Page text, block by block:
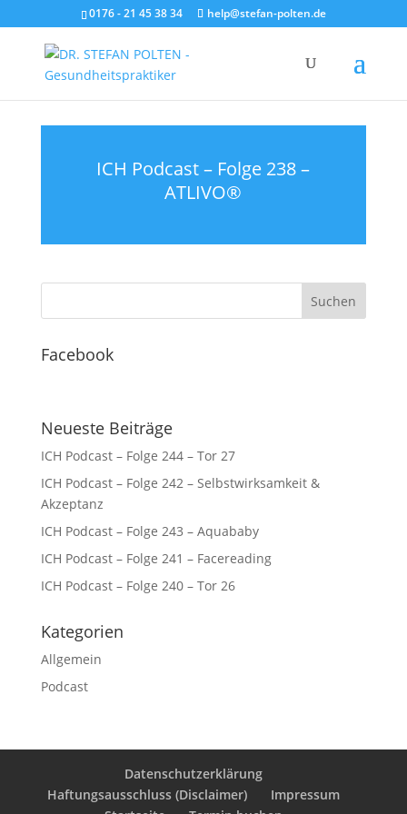
0176 - 21 45 38 34 help@stefan-polten.de
ICH Podcast – Folge 238 –
ATLIVO®
Facebook
Neueste Beiträge
ICH Podcast – Folge 244 – Tor 27
ICH Podcast – Folge 242 – Selbstwirksamkeit &
Akzeptanz
ICH Podcast – Folge 243 – Aquababy
ICH Podcast – Folge 241 – Facereading
ICH Podcast – Folge 240 – Tor 26
Kategorien
Allgemein
Podcast
Datenschutzerklärung
Haftungsausschluss (Disclaimer)
Impressum